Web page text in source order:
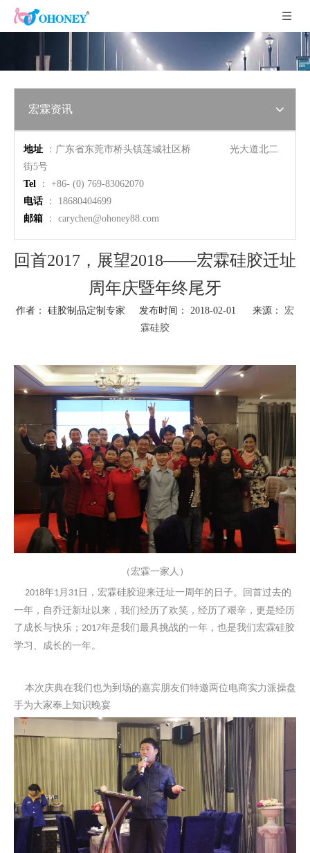
宏霖资讯
地址 ：广东省东莞市桥头镇莲城社区桥 光大道北二
街5号
Tel ： +86- (0) 769-83062070
电话： 18680404699
邮箱 ： carychen@ohoney88.com
回首2017，展望2018——宏霖硅胶迁址
周年庆暨年终尾牙
作者： 硅胶制品定制专家 发布时间： 2018-02-01 来源： 宏
霖硅胶
（宏霖一家人）
2018年1 月 31 日，宏霖硅胶迎来迁址一周年的日子。
回首过去的
一年，自乔迁新址以来，我们经历了欢笑，经历了艰辛，更是经历
了成长与快乐； 2017年是我们最具挑战的一年，也是我们宏霖硅胶
学习、成长的一年。
本次庆典在我们也为到场的嘉宾朋友们特邀两位电商实力派操盘
手为大家奉上知识晚宴